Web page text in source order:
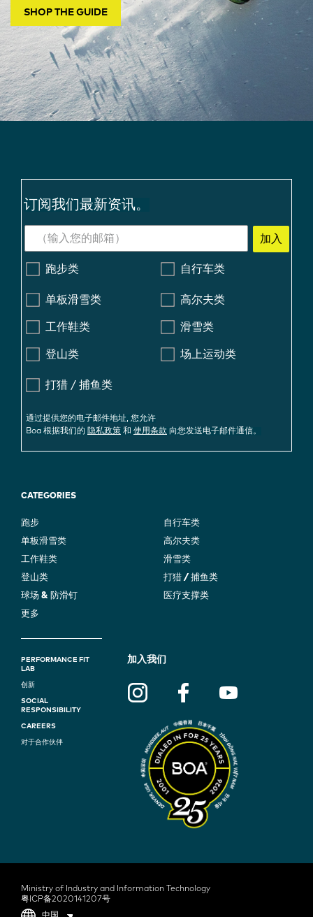
SHOP THE GUIDE
订阅我们最新资讯。
加入
跑步类 自行车类
单板滑雪类 高尔夫类
工作鞋类 滑雪类
登山类 场上运动类
打猎 / 捕鱼类
通过提供您的电子邮件地址, 您允许
Boa 根据我们的 隐私政策 和 使用条款 向您发送电子邮件通信。
CATEGORIES
跑步
自行车类
单板滑雪类
高尔夫类
工作鞋类
滑雪类
登山类
打猎 / 捕鱼类
球场 & 防滑钉
医疗支撑类
更多
F
O
O
T
G
PERFORMANCE FIT
LAB
创新
SOCIAL
RESPONSIBILITY
CAREERS
对于合作伙伴
加入我们
Ministry of Industry and Information Technology
粤ICP备2020141207号